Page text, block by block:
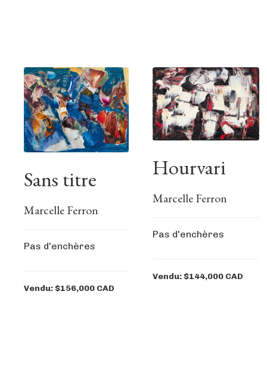
Sans titre
Marcelle Ferron
Pas d'enchères
Vendu: $156,000 CAD
Hourvari
Marcelle Ferron
Pas d'enchères
Vendu: $144,000 CAD